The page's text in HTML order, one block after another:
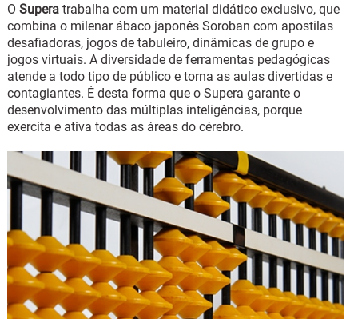
O Superatrabalha com um material didático exclusivo, que
combina o milenar ábaco japonês Soroban com apostilas
desafiadoras, jogos de tabuleiro, dinâmicas de grupo e
jogos virtuais. A diversidade de ferramentas pedagógicas
atende a todo tipo de público e torna as aulas divertidas e
contagiantes. É desta forma que o Supera garante o
desenvolvimento das múltiplas inteligências, porque
exercita e ativa todas as áreas do cérebro.